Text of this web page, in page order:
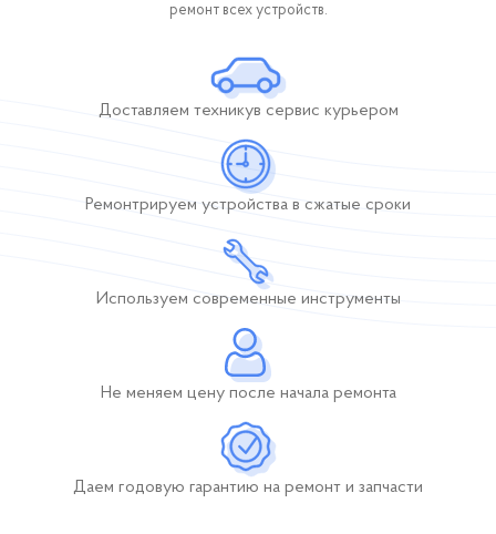
ремонт всех устройств.
Доставляем техникув сервис курьером
Ремонтрируем устройства в сжатые сроки
Используем современные инструменты
Не меняем цену после начала ремонта
Даем годовую гарантию на ремонт и запчасти